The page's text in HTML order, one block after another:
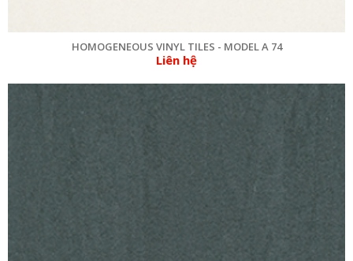
HOMOGENEOUS VINYL TILES - MODEL A 74
Liên hệ